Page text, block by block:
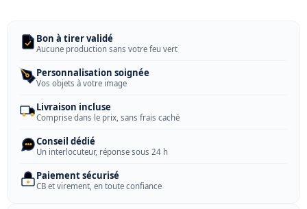
Bon à tirer validé
Aucune production sans votre feu vert
Personnalisation soignée
Vos objets à votre image
Livraison incluse
Comprise dans le prix, sans frais caché
Conseil dédié
Un interlocuteur, réponse sous 24 h
Paiement sécurisé
CB et virement, en toute confiance